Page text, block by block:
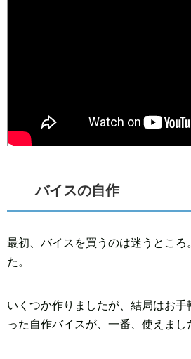
バイスの自作
最初、バイスを買うのは迷うところ
た。
いくつか作りましたが、結局はお
った自作バイスが、一番、使えまし